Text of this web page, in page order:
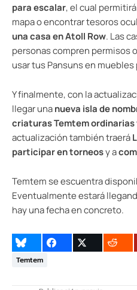
para escalar, el cual
mapa o encontrar tesoros
una casa en Atoll Row. Las
personas compren permisos
usar tus Pansuns en muebles
Y finalmente, con la
llegar unanueva isla de
criaturas Temtem ordinarias
actualización también traerá
participar en torneosy a
Temtem se escuentra
Eventualmente estará
hay una fecha en concreto.
Temtem